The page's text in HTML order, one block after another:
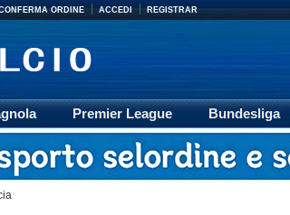
ORDINE ACCEDI REGISTRAR
Premier League Bundesliga
Retro Formazione